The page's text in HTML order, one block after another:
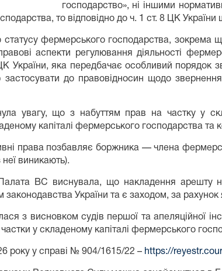
господарство», ні іншими
то відповідно до ч. 1 ст. 8 ЦК
фермерського господарства, зокрема
аспекти регулювання діяльності
України, яка передбачає особливий порядок
до правовідносин щодо
увагу, що з набуттям прав на частку у
капіталі фермерського господарства
права позбавляє боржника — члена
виникають).
ВС виснувала, що накладення арешту
законодавства України та є заходом, за
з висновком судів першої та апеляційної
у складеному капіталі фермерського
року у справі № 904/1615/22 – https://